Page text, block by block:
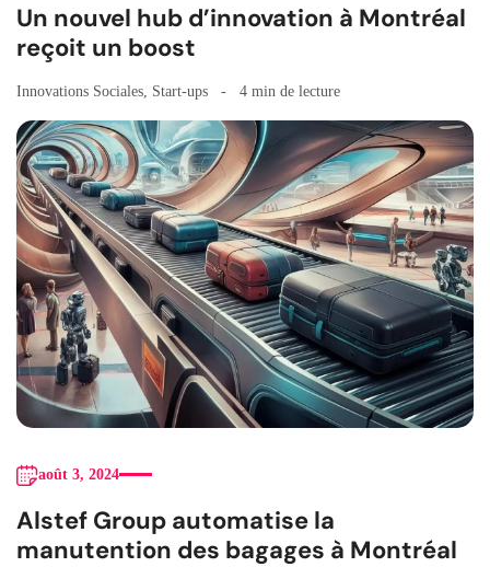
Un nouvel hub d’innovation à Montréal
reçoit un boost
Innovations Sociales Start-ups 4 min de lecture
août 3, 2024
Alstef Group automatise la
manutention des bagages à Montréal